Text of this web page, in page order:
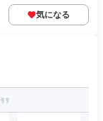
気になる